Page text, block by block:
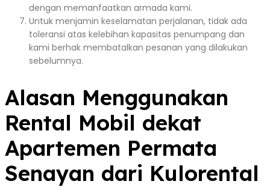
dengan memanfaatkan armada kami.
Untuk menjamin keselamatan perjalanan, tidak ada
toleransi atas kelebihan kapasitas penumpang dan
kami berhak membatalkan pesanan yang dilakukan
sebelumnya.
Alasan Menggunakan
Rental Mobil dekat
Apartemen Permata
Senayan dari Kulorental